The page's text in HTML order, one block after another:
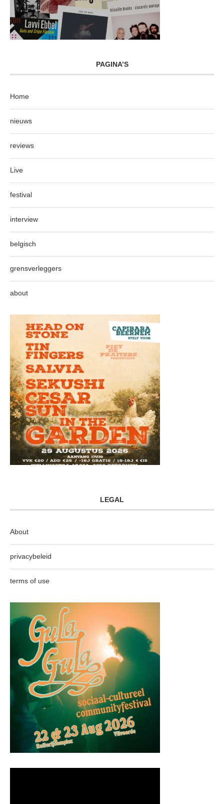
PAGINA’S
Home
nieuws
reviews
Live
festival
interview
belgisch
grensverleggers
about
LEGAL
About
privacybeleid
terms of use